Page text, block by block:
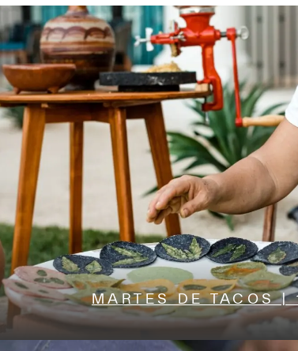
MARTES DE TACOS